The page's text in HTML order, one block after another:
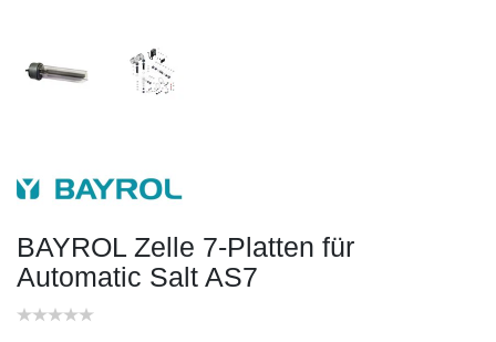
BAYROL Zelle 7-Platten für
Automatic Salt AS7